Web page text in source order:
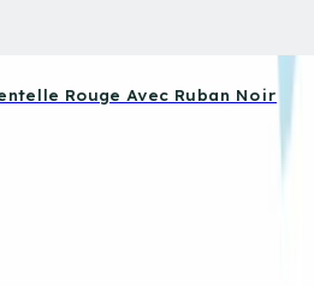
Rouge Avec Ruban Noir